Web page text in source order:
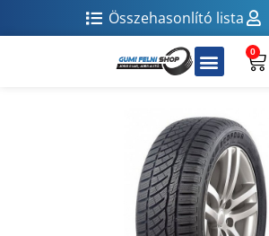
Összehasonlító lista
0